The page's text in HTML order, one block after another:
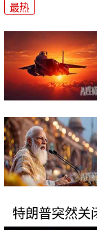
最热
特朗普突然关